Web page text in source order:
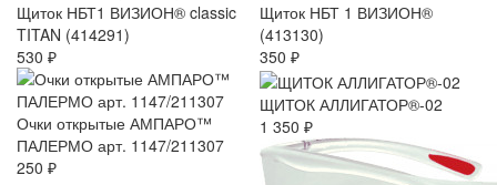
Щиток НБТ1 ВИЗИОН® classic
TITAN (414291)
530 ₽
Щиток НБТ 1 ВИЗИОН®
(413130)
350 ₽
Очки открытые АМПАРО™
ПАЛЕРМО арт. 1147/211307
250 ₽
ЩИТОК АЛЛИГАТОР®-02
1 350 ₽